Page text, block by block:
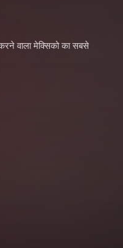
वाला मेक्सिको का सबसे